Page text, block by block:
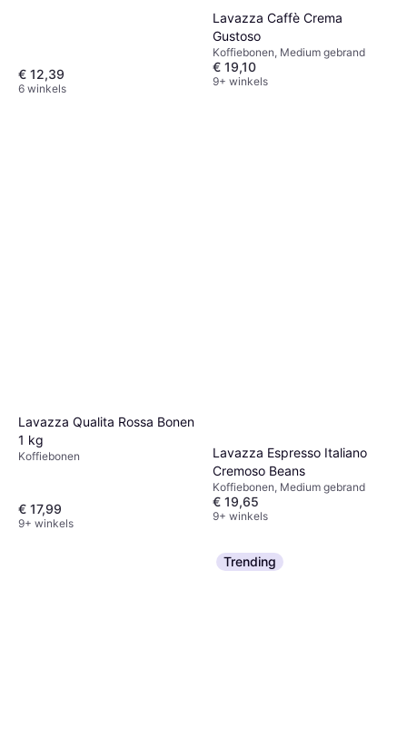
€ 12,39
6 winkels
Lavazza Caffè Crema
Gustoso
Koffiebonen, Medium gebrand
€ 19,10
9+ winkels
Lavazza Qualita Rossa Bonen
1 kg
Koffiebonen
€ 17,99
9+ winkels
Lavazza Espresso Italiano
Cremoso Beans
Koffiebonen, Medium gebrand
€ 19,65
9+ winkels
Trending